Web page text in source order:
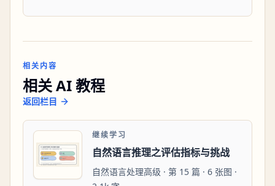
相关内容
相关 AI 教程
返回栏目
继续学习
自然语言推理之评估指标与挑战
自然语言处理高级 · 第 15 篇 · 6 张图 ·